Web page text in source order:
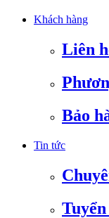
Khách hàng
Liên
Bảo
Tin tức